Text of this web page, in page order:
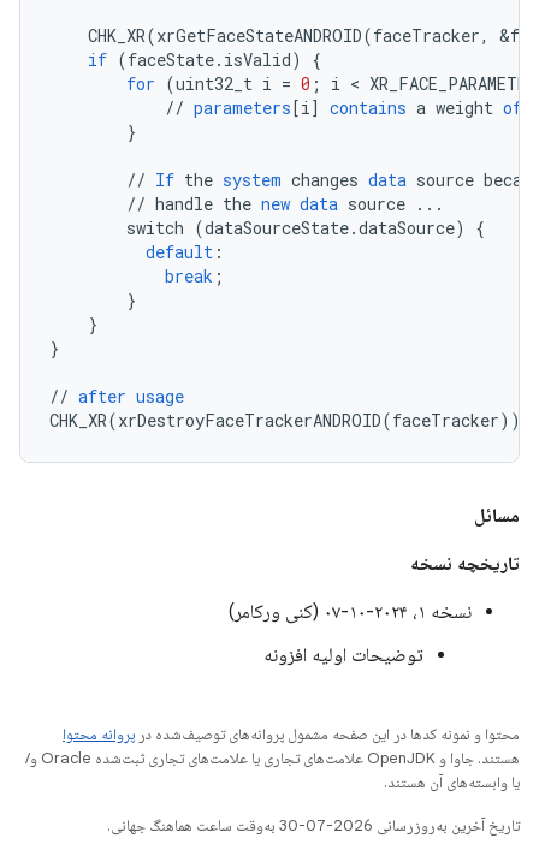
CHK_XR(xrGetFaceStateANDROID(faceTracker, &
if (faceState. isValid)
{
for (uint32_t i = 0 ; i <
// parameters[i] contains a weight of
}
// If the system changes data source
// handle the new data source ...
switch (dataSourceState.dataSource)
{
default :
break ;
}
}
}
// after usage
CHK_XR(xrDestroyFaceTrackerANDROID(faceTracker));
مسائل
تاریخچه نسخه
نسخه ۱، ۲۰۲۴-۱۰-۰۷ (کنی ورکامر)
توضیحات اولیه افزونه
محتوا و نمونه کدها در این صفحه مشمول پروانه‌های توصیف‌شده در پروانه محتوا
هستند. جاوا و OpenJDK علامت‌های تجاری یا علامت‌های تجاری ثبت‌شده Oracle و/
یا وابسته‌های آن هستند.
تاریخ آخرین به‌روزرسانی 2026-07-30 به‌وقت ساعت هماهنگ جهانی.